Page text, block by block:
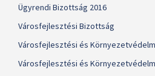
Ügyrendi Bizottság 2016
Városfejlesztési Bizottság
Városfejlesztési és
Városfejlesztési és